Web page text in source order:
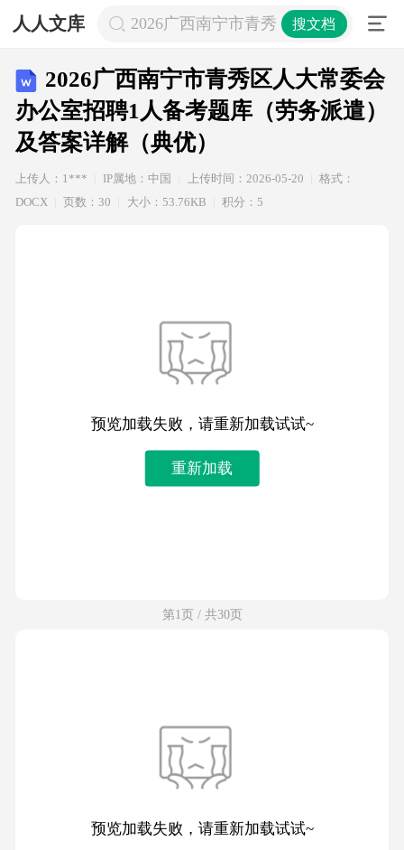
人人文库 2026广西南宁市青秀区人大常委会办
搜文档
2026广西南宁市青秀区人大常委会
办公室招聘1人备考题库（劳务派遣）
及答案详解（典优）
上传人：1*** IP属地：中国 上传时间：2026-05-20
格式：
DOCX
页数：30 大小：53.76KB 积分：5
预览加载失败，请重新加载试试~
重新加载
第1页 / 共30页
预览加载失败，请重新加载试试~